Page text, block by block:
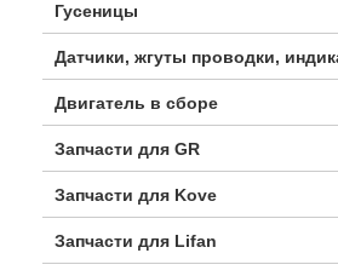
Гусеницы
Датчики, жгуты проводки,
Двигатель в сборе
Запчасти для GR
Запчасти для Kove
Запчасти для Lifan